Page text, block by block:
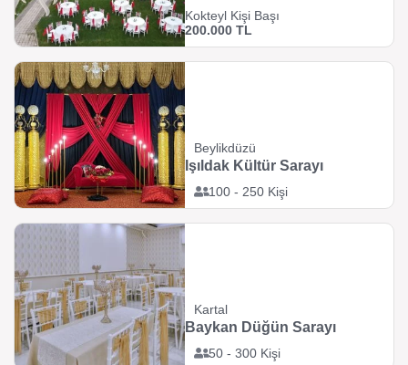
Kokteyl Kişi Başı
200.000 TL
Beylikdüzü
100 - 250 Kişi
Işıldak Kültür Sarayı
Kartal
50 - 300 Kişi
Baykan Düğün Sarayı